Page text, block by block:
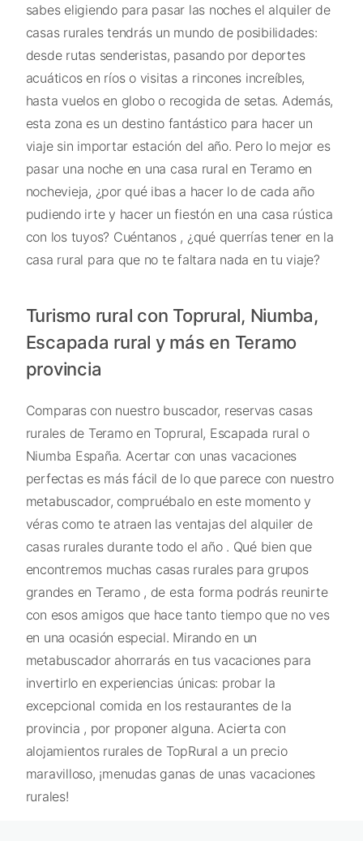
sabes eligiendo para pasar las noches el alquiler de
casas rurales tendrás un mundo de posibilidades:
desde rutas senderistas, pasando por deportes
acuáticos en ríos o visitas a rincones increíbles,
hasta vuelos en globo o recogida de setas. Además,
esta zona es un destino fantástico para hacer un
viaje sin importar estación del año. Pero lo mejor es
pasar una noche en una casa rural en Teramo en
nochevieja, ¿por qué ibas a hacer lo de cada año
pudiendo irte y hacer un fiestón en una casa rústica
con los tuyos? Cuéntanos , ¿qué querrías tener en la
casa rural para que no te faltara nada en tu viaje?
Turismo rural con Toprural, Niumba,
Escapada rural y más en Teramo
provincia
Comparas con nuestro buscador, reservas casas
rurales de Teramo en Toprural, Escapada rural o
Niumba España. Acertar con unas vacaciones
perfectas es más fácil de lo que parece con nuestro
metabuscador, compruébalo en este momento y
véras como te atraen las ventajas del alquiler de
casas rurales durante todo el año . Qué bien que
encontremos muchas casas rurales para grupos
grandes en Teramo , de esta forma podrás reunirte
con esos amigos que hace tanto tiempo que no ves
en una ocasión especial. Mirando en un
metabuscador ahorrarás en tus vacaciones para
invertirlo en experiencias únicas: probar la
excepcional comida en los restaurantes de la
provincia , por proponer alguna. Acierta con
alojamientos rurales de TopRural a un precio
maravilloso, ¡menudas ganas de unas vacaciones
rurales!